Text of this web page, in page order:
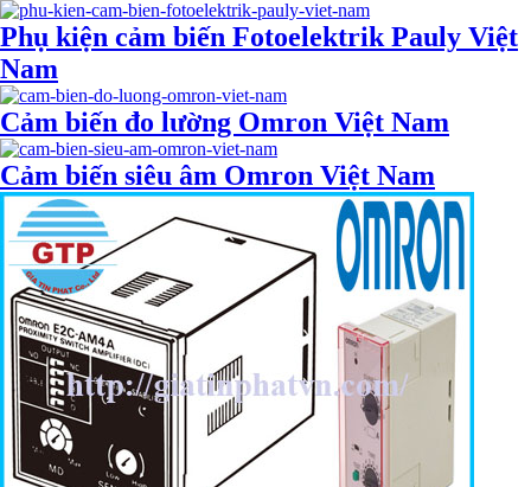
Phụ kiện cảm biến Fotoelektrik Pauly Việt
Nam
Cảm biến đo lường Omron Việt Nam
Cảm biến siêu âm Omron Việt Nam